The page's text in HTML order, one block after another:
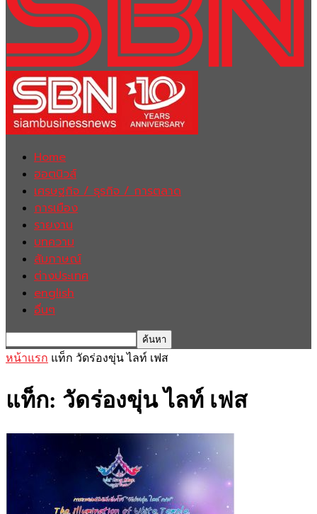
Home
ฮอตนิวส์
เศรษฐกิจ / ธุรกิจ / การตลาด
การเมือง
รายงาน
บทความ
สัมภาษณ์
ต่างประเทศ
english
อื่นๆ
หน้าแรก แท็ก วัดร่องขุ่น ไลท์ เฟส
แท็ก: วัดร่องขุ่น ไลท์ เฟส